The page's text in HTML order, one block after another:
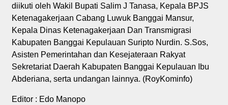
diikuti oleh Wakil Bupati Salim J Tanasa, Kepala BPJS
Ketenagakerjaan Cabang Luwuk Banggai Mansur,
Kepala Dinas Ketenagakerjaan Dan Transmigrasi
Kabupaten Banggai Kepulauan Suripto Nurdin. S.Sos,
Asisten Pemerintahan dan Kesejateraan Rakyat
Sekretariat Daerah Kabupaten Banggai Kepulauan Ibu
Abderiana, serta undangan lainnya. (RoyKominfo)
Editor : Edo Manopo